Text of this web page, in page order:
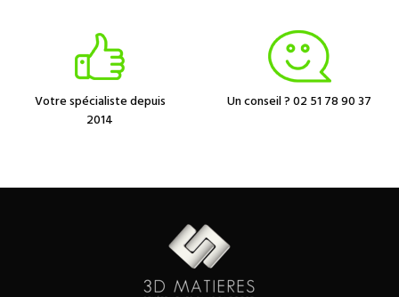
Votre spécialiste depuis
2014
Un conseil ? 02 51 78 90 37